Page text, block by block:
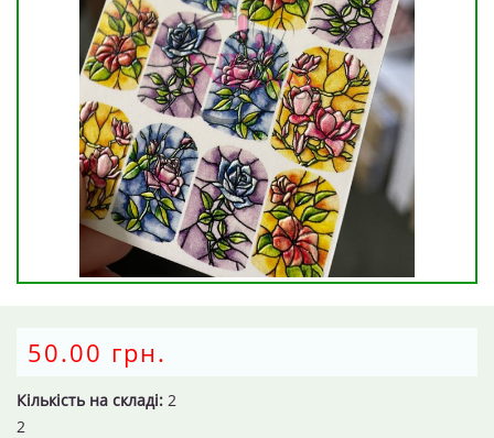
50.00 грн.
Кількість на складі: 2
2